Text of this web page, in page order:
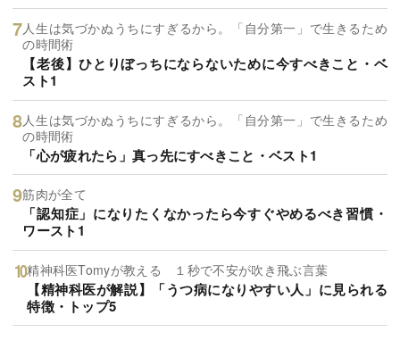
人生は気づかぬうちにすぎるから。「自分第一」で生きるため
の時間術
【老後】ひとりぼっちにならないために今すべきこと・ベ
スト1
人生は気づかぬうちにすぎるから。「自分第一」で生きるため
の時間術
「心が疲れたら」真っ先にすべきこと・ベスト1
筋肉が全て
「認知症」になりたくなかったら今すぐやめるべき習慣・
ワースト1
精神科医Tomyが教える １秒で不安が吹き飛ぶ言葉
【精神科医が解説】「うつ病になりやすい人」に見られる
特徴・トップ5